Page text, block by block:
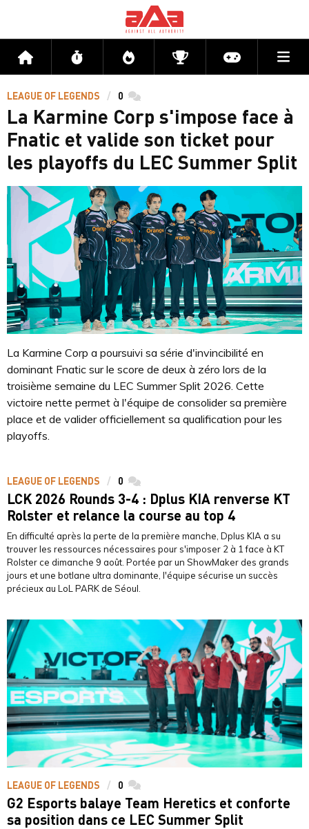
Accueil Flux Directs CompétitionsActu jeux
LEAGUE OF LEGENDS 0 commentaires
La Karmine Corp s'impose face à
Fnatic et valide son ticket pour
les playoffs du LEC Summer Split
La Karmine Corp a poursuivi sa série d'invincibilité en
dominant Fnatic sur le score de deux à zéro lors de la
troisième semaine du LEC Summer Split 2026. Cette
victoire nette permet à l'équipe de consolider sa première
place et de valider officiellement sa qualification pour les
playoffs.
LEAGUE OF LEGENDS 0 commentaires
LCK 2026 Rounds 3-4 : Dplus KIA renverse KT
Rolster et relance la course au top 4
En difficulté après la perte de la première manche, Dplus KIA a su
trouver les ressources nécessaires pour s'imposer 2 à 1 face à KT
Rolster ce dimanche 9 août. Portée par un ShowMaker des grands
jours et une botlane ultra dominante, l'équipe sécurise un succès
précieux au LoL PARK de Séoul.
LEAGUE OF LEGENDS 0 commentaires
G2 Esports balaye Team Heretics et conforte
sa position dans ce LEC Summer Split